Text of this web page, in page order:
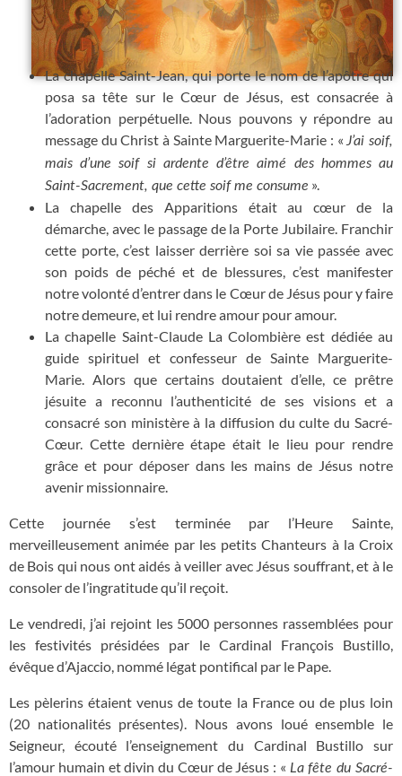
La chapelle Saint-Jean, qui porte le nom de l’apôtre qui
posa sa tête sur le Cœur de Jésus, est consacrée à
l’adoration perpétuelle. Nous pouvons y répondre au
message du Christ à Sainte Marguerite-Marie : « J’ai soif,
mais d’une soif si ardente d’être aimé des hommes au
Saint-Sacrement, que cette soif me consume ».
La chapelle des Apparitions était au cœur de la
démarche, avec le passage de la Porte Jubilaire. Franchir
cette porte, c’est laisser derrière soi sa vie passée avec
son poids de péché et de blessures, c’est manifester
notre volonté d’entrer dans le Cœur de Jésus pour y faire
notre demeure, et lui rendre amour pour amour.
La chapelle Saint-Claude La Colombière est dédiée au
guide spirituel et confesseur de Sainte Marguerite-
Marie. Alors que certains doutaient d’elle, ce prêtre
jésuite a reconnu l’authenticité de ses visions et a
consacré son ministère à la diffusion du culte du Sacré-
Cœur. Cette dernière étape était le lieu pour rendre
grâce et pour déposer dans les mains de Jésus notre
avenir missionnaire.
Cette journée s’est terminée par l’Heure Sainte,
merveilleusement animée par les petits Chanteurs à la Croix
de Bois qui nous ont aidés à veiller avec Jésus souffrant, et à le
consoler de l’ingratitude qu’il reçoit.
Le vendredi, j’ai rejoint les 5000 personnes rassemblées pour
les festivités présidées par le Cardinal François Bustillo,
évêque d’Ajaccio, nommé légat pontifical par le Pape.
Les pèlerins étaient venus de toute la France ou de plus loin
(20 nationalités présentes). Nous avons loué ensemble le
Seigneur, écouté l’enseignement du Cardinal Bustillo sur
l’amour humain et divin du Cœur de Jésus : « La fête du Sacré-